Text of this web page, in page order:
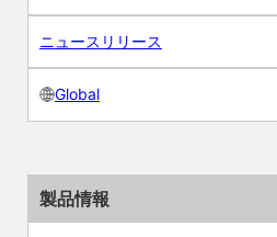
ニュースリリース
Global
製品情報